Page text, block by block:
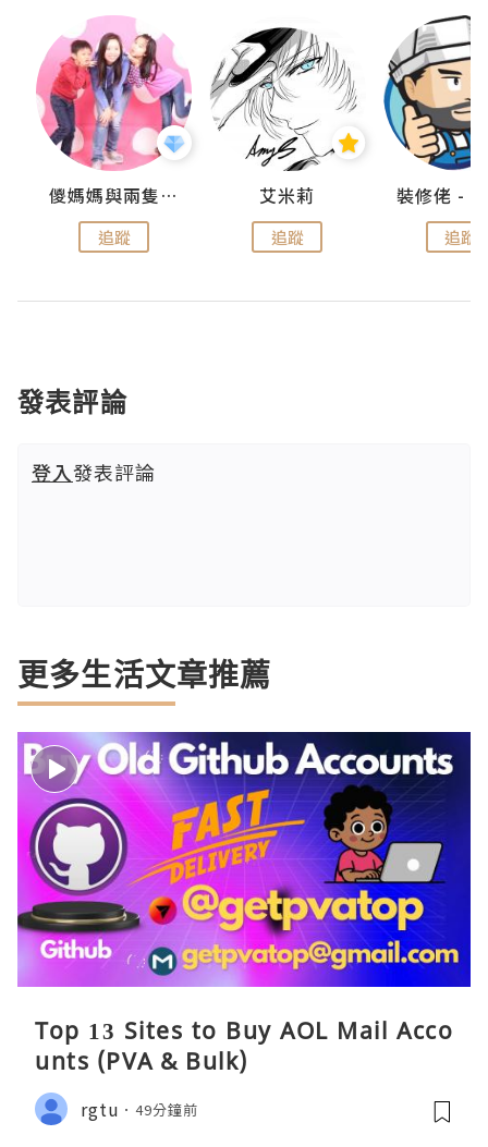
儍媽媽與兩隻小魔怪之家
追蹤
艾米莉
追蹤 追蹤
發表評論
登入發表評論
更多生活文章推薦
Top 13 Sites to Buy AOL Mail Acco
unts (PVA & Bulk)
rgtu 49分鐘前